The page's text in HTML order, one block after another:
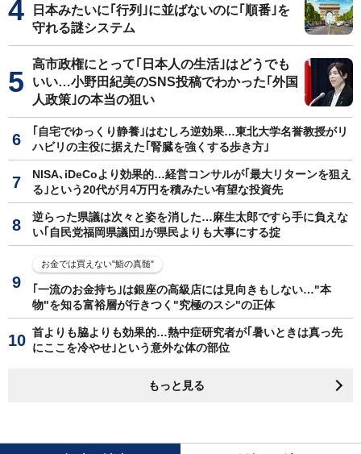
日本みたいに｢行列｣に並ばないのに｢順番｣を
守れる謎システム
高市政権にとって｢日本人の生活｣はどうでも
いい…小野田紀美のSNS投稿でわかった｢外国
人政策｣の本当の狙い
｢自宅でゆっくり静養｣はむしろ逆効果…東北大学名誉教授がリ
ハビリの主役に据えた｢腎臓を強くする歩き方｣
NISA､iDeCoより効果的…経営コンサルが｢最大リターンを狙え
る｣という20代が月4万円を積みたい有望な投資先
逆らった県議は次々と姿を消した…麻生太郎ですら手に負えな
い｢自民党福岡県議団｣が県民よりも大事にする掟
お金では買えない"鮨の真髄"
｢一流のお金持ち｣は銀座の高級店には見向きもしない…"本
物"を知る富裕層が行きつく"究極のスシ"の正体
首よりも脇よりも効果的…熱中症研究者が｢暑いときは真っ先
にここを冷やせ｣という意外な体の部位
もっと見る